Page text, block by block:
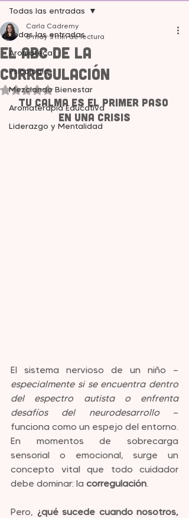
Todas las entradas
Aromateca
Psicología
Mezclando Bienestar
Aromaterapia Educativa
Liderazgo y Mentalidad
Todas las entradas
El ABC de la
Corregulación
Carla Cadremy
8 may 3 min de lectura
Obtuvo NaN de 5 estrellas.
tu calma es el primer paso
en una crisis
El sistema nervioso de un niño —
especialmente si se encuentra dentro
del espectro autista o enfrenta
desafíos del neurodesarrollo —
funciona como un espejo del entorno.
En momentos de sobrecarga
sensorial o emocional, surge un
concepto vital que todo cuidador
debe dominar: la corregulación.
Pero, ¿qué sucede cuando nosotros,